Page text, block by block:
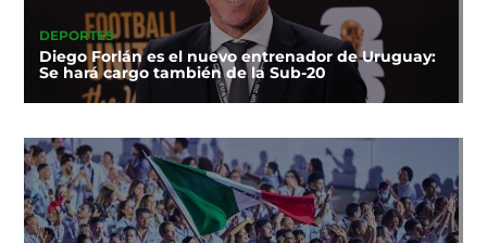
DEPORTES
Diego Forlán es el nuevo entrenador de Uruguay:
Se hará cargo también de la Sub-20